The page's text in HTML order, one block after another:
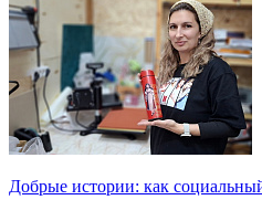
Добрые истории: как